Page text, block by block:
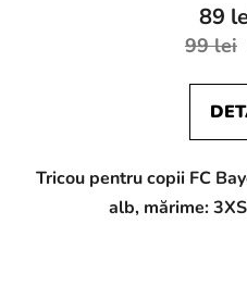
89
99 lei
Tricou pentru copii FC
alb, mărime: